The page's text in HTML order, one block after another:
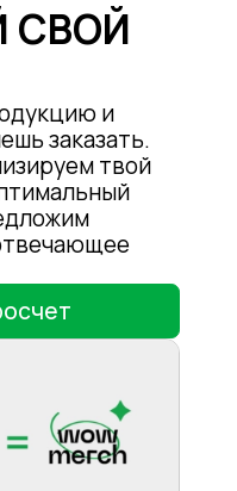
СВОЙ
и
заказать.
твой